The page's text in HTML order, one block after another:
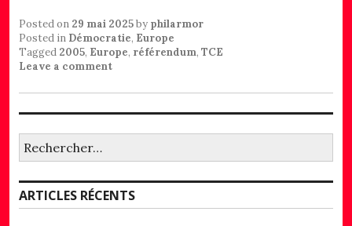
Posted on 29 mai 2025by philarmor
Posted in Démocratie, Europe
Tagged 2005, Europe, référendum, TCE
Leave a comment
ARTICLES RÉCENTS